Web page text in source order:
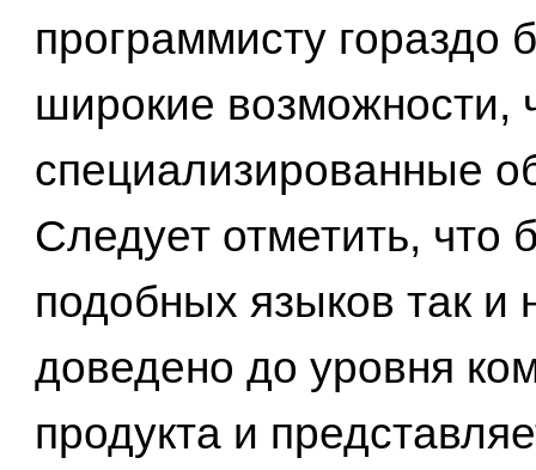
программисту гораздо
широкие возможности,
специализированные
Следует отметить, что
подобных языков так и
доведено до уровня
продукта и